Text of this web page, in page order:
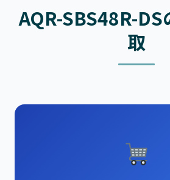
AQR-SBS48R-DS
取